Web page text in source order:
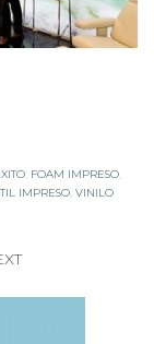
FOAM IMPRESO
IMPRESO VINILO